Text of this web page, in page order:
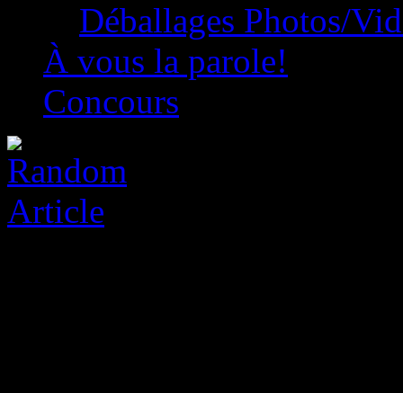
Déballages Photos/
À vous la parole!
Concours